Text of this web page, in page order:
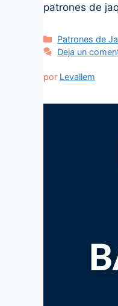
patrones de
Categorías
Patrones de
Deja un
por Levallem